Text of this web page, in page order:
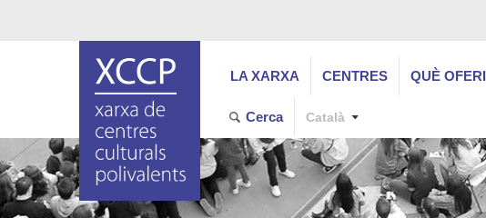
LA XARXA CENTRES QUÈ
Cerca Català